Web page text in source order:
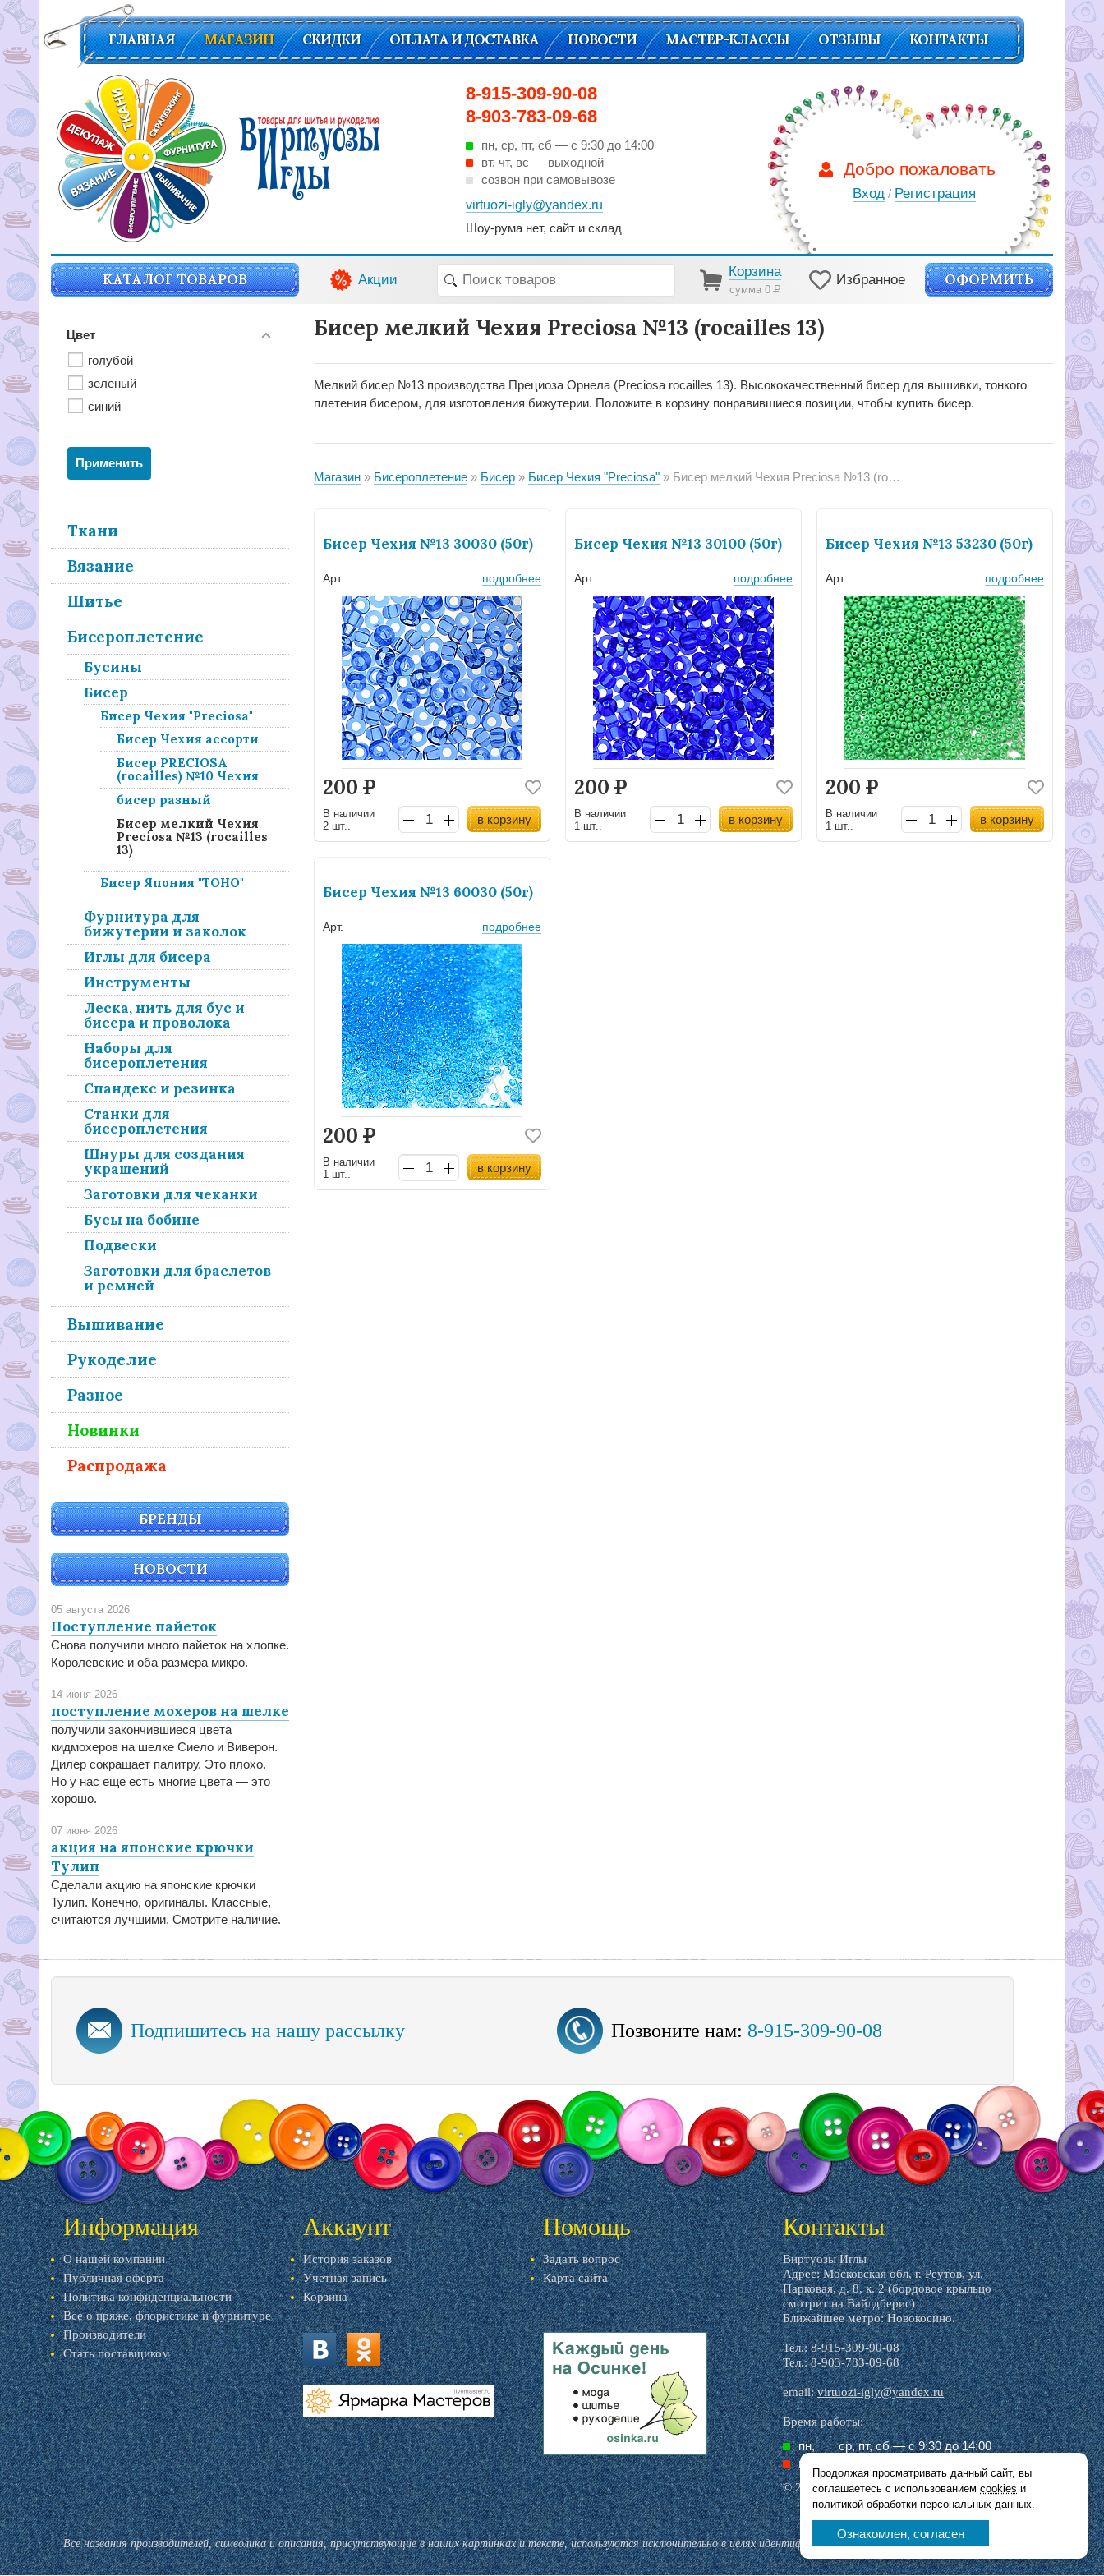
8-915-309-90-08
8-903-783-09-68
пн, ср, пт, cб — с 9:30 до 14:00
вт, чт, вс — выходной
созвон при самовывозе
virtuozi-igly@yandex.ru
Шоу-рума нет, сайт и склад
ГЛАВНАЯ МАГАЗИН СКИДКИ ОПЛАТА И ДОСТАВКА НОВОСТИ МАСТЕР-КЛАССЫ ОТЗЫВЫ КОНТАКТЫ
Добро пожаловать
Вход / Регистрация
КАТАЛОГ ТОВАРОВ Акции
Корзина
сумма 0Р
Избранное ОФОРМИТЬ
Цвет
голубой
зеленый
синий
Ткани
Вязание
Шитье
Бисероплетение
Бусины
Бисер
Бисер Чехия "Preciosa"
Бисер Чехия ассорти
Бисер PRECIOSA
(rocailles) №10 Чехия
бисер разный
Бисер мелкий Чехия
Preciosa №13 (rocailles
13)
Бисер Япония "ТОНО"
Фурнитура для
бижутерии и заколок
Иглы для бисера
Инструменты
Леска, нить для бус и
бисера и проволока
Наборы для
бисероплетения
Спандекс и резинка
Станки для
бисероплетения
Шнуры для создания
украшений
Заготовки для чеканки
Бусы на бобине
Подвески
Заготовки для браслетов
и ремней
Вышивание
Рукоделие
Разное
Новинки
Распродажа
БРЕНДЫ
НОВОСТИ
05 августа 2026
Поступление пайеток
Снова получили много пайеток на хлопке.
Королевские и оба размера микро.
14 июня 2026
поступление мохеров на шелке
получили закончившиеся цвета
кидмохеров на шелке Сиело и Виверон.
Дилер сокращает палитру. Это плохо.
Но у нас еще есть многие цвета — это
хорошо.
07 июня 2026
акция на японские крючки
Тулип
Сделали акцию на японские крючки
Тулип. Конечно, оригиналы. Классные,
считаются лучшими. Смотрите наличие.
Бисер мелкий Чехия Preciosa №13 (rocailles 13)
Мелкий бисер №13 производства Прециоза Орнела (Preciosa rocailles 13). Высококачественный бисер для вышивки, тонкого
плетения бисером, для изготовления бижутерии. Положите в корзину понравившиеся позиции, чтобы купить бисер.
Магазин Бисероплетение Бисер Бисер Чехия "Preciosa" Бисер мелкий Чехия Preciosa №13 (rocailles 13)
Бисер Чехия №13 30030 (50г)
Арт. подробнее
200 Р
В наличии
2 шт..
в корзину
Бисер Чехия №13 30100 (50г)
Арт. подробнее
200 Р
В наличии
1 шт..
в корзину
Бисер Чехия №13 53230 (50г)
Арт. подробнее
200 Р
В наличии
1 шт..
в корзину
Бисер Чехия №13 60030 (50г)
Арт. подробнее
200 Р
В наличии
1 шт..
в корзину
Подпишитесь на нашу рассылку Позвоните нам: 8-915-309-90-08
Информация
О нашей компании
Публичная оферта
Политика конфиденциальности
Все о пряже, флористике и фурнитуре
Производители
Стать поставщиком
Аккаунт
История заказов
Учетная запись
Корзина
vk.com ok.ru
livemaster.ru
Помощь
Задать вопрос
Карта сайта
livemaster.ru
Контакты
Виртуозы Иглы
Адрес: Московская обл, г. Реутов, ул.
Парковая, д. 8, к. 2 (бордовое крыльцо
смотрит на Вайлдберис)
Ближайшее метро: Новокосино.
Тел.: 8-915-309-90-08
Тел.: 8-903-783-09-68
email:virtuozi-igly@yandex.ru
Время работы:
пн,
ср, пт, cб — с 9:30 до 14:00
вт,
© 2016–2026 Виртуозы иглы
Все названия производителей, символика и описания, присутствующие в наших картинках и тексте, используются исключительно в целях идентификации.
Продолжая просматривать данный сайт, вы
соглашаетесь с использованием cookies и
политикой обработки персональных данных.
Ознакомлен, согласен